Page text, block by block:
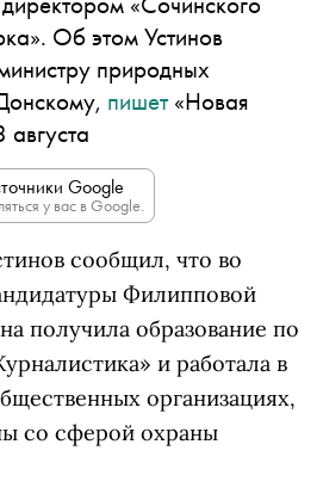
Об этом Устинов
природных
пишет«Новая
августа
Google
у вас в Google.
сообщил, что во
Филипповой
получила образование по
и работала в
организациях,
со сферой охраны